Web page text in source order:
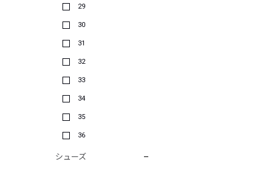
29
30
31
32
33
34
35
36
シューズ